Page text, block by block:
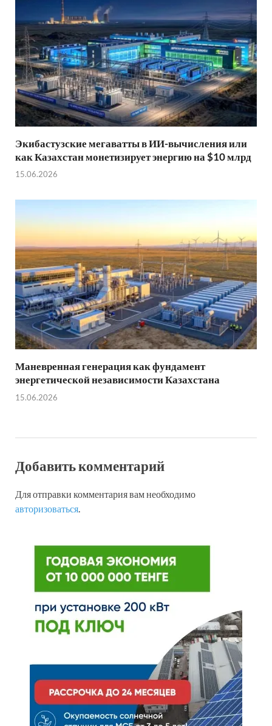
Экибастузские мегаватты в ИИ-вычисления или
как Казахстан монетизирует энергию на $10 млрд
15.06.2026
Маневренная генерация как фундамент
энергетической независимости Казахстана
15.06.2026
Добавить комментарий
Для отправки комментария вам необходимо
авторизоваться.